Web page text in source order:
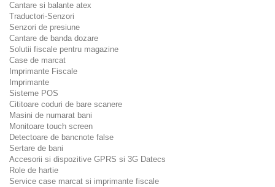
Cantare si balante atex
Traductori-Senzori
Senzori de presiune
Cantare de banda dozare
Solutii fiscale pentru magazine
Case de marcat
Imprimante Fiscale
Imprimante
Sisteme POS
Cititoare coduri de bare scanere
Masini de numarat bani
Monitoare touch screen
Detectoare de bancnote false
Sertare de bani
Accesorii si dispozitive GPRS si 3G Datecs
Role de hartie
Service case marcat si imprimante fiscale